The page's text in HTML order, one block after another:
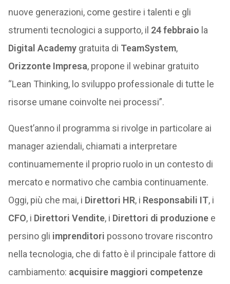
nuove generazioni, come gestire i talenti e gli
strumenti tecnologici a supporto, il 24 febbraio la
Digital Academygratuita di TeamSystem,
Orizzonte Impresa, propone il webinar gratuito
“Lean Thinking, lo sviluppo professionale di tutte le
risorse umane coinvolte nei processi”.
Quest’anno il programma si rivolge in particolare ai
manager aziendali, chiamati a interpretare
continuamemente il proprio ruolo in un contesto di
mercato e normativo che cambia continuamente.
Oggi, più che mai, i Direttori HR, i Responsabili IT, i
CFO, i Direttori Vendite, i Direttori di produzionee
persino gli imprenditori possono trovare riscontro
nella tecnologia, che di fatto è il principale fattore di
cambiamento: acquisire maggiori competenze